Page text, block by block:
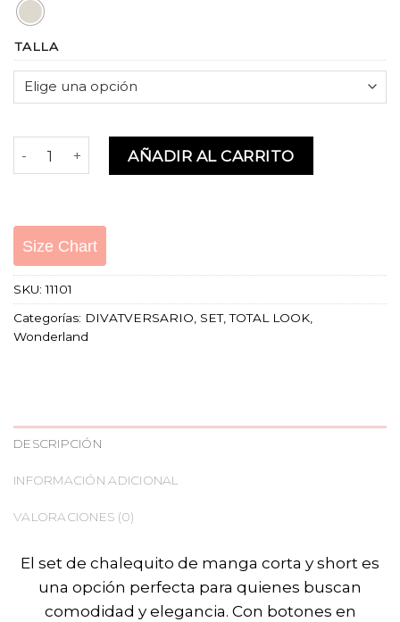
TALLA
APOLONIA SET cantidad
AÑADIR AL CARRITO
Size Chart
SKU:11101
Categorías: DIVATVERSARIO, SET,TOTAL LOOK,
Wonderland
DESCRIPCIÓN
INFORMACIÓN ADICIONAL
VALORACIONES (0)
El set de chalequito de manga corta y short es
una opción perfecta para quienes buscan
comodidad y elegancia. Con botones en